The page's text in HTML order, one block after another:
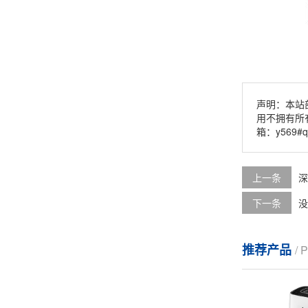
声明：本
用不拥有
箱：
上一条
下一条
推荐产品 /